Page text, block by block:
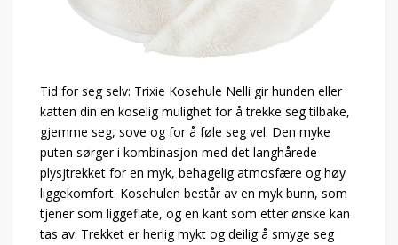
Tid for seg selv: Trixie Kosehule Nelli gir hunden eller
katten din en koselig mulighet for å trekke seg tilbake,
gjemme seg, sove og for å føle seg vel. Den myke
puten sørger i kombinasjon med det langhårede
plysjtrekket for en myk, behagelig atmosfære og høy
liggekomfort. Kosehulen består av en myk bunn, som
tjener som liggeflate, og en kant som etter ønske kan
tas av. Trekket er herlig mykt og deilig å smyge seg